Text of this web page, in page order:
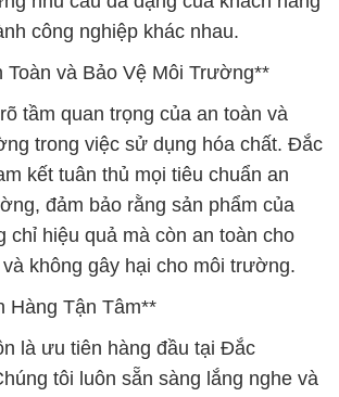
công nghiệp khác nhau.
Toàn và Bảo Vệ Môi Trường**
tầm quan trọng của an toàn và
trong việc sử dụng hóa chất. Đắc
kết tuân thủ mọi tiêu chuẩn an
đảm bảo rằng sản phẩm của
chỉ hiệu quả mà còn an toàn cho
không gây hại cho môi trường.
Hàng Tận Tâm**
là ưu tiên hàng đầu tại Đắc
tôi luôn sẵn sàng lắng nghe và